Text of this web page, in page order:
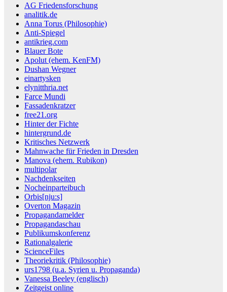
AG Friedensforschung
analitik.de
Anna Torus (Philosophie)
Anti-Spiegel
antikrieg.com
Blauer Bote
Apolut (ehem. KenFM)
Dushan Wegner
einartysken
elynitthria.net
Farce Mundi
Fassadenkratzer
free21.org
Hinter der Fichte
hintergrund.de
Kritisches Netzwerk
Mahnwache für Frieden in Dresden
Manova (ehem. Rubikon)
multipolar
Nachdenkseiten
Nocheinparteibuch
Orbis[nju:s]
Overton Magazin
Propagandamelder
Propagandaschau
Publikumskonferenz
Rationalgalerie
ScienceFiles
Theoriekritik (Philosophie)
urs1798 (u.a. Syrien u. Propaganda)
Vanessa Beeley (englisch)
Zeitgeist online